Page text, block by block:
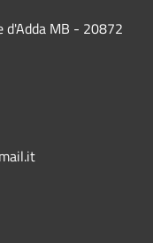
d'Adda MB - 20872